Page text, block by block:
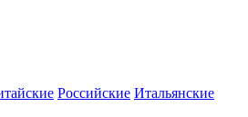
Российские Итальянские